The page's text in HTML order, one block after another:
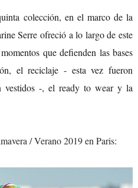
colección, en el marco de la
Serre ofreció a lo largo de este
que defienden las bases
el reciclaje - esta vez fueron
vestidos -, el ready to wear y la
/ Verano 2019 en Paris: